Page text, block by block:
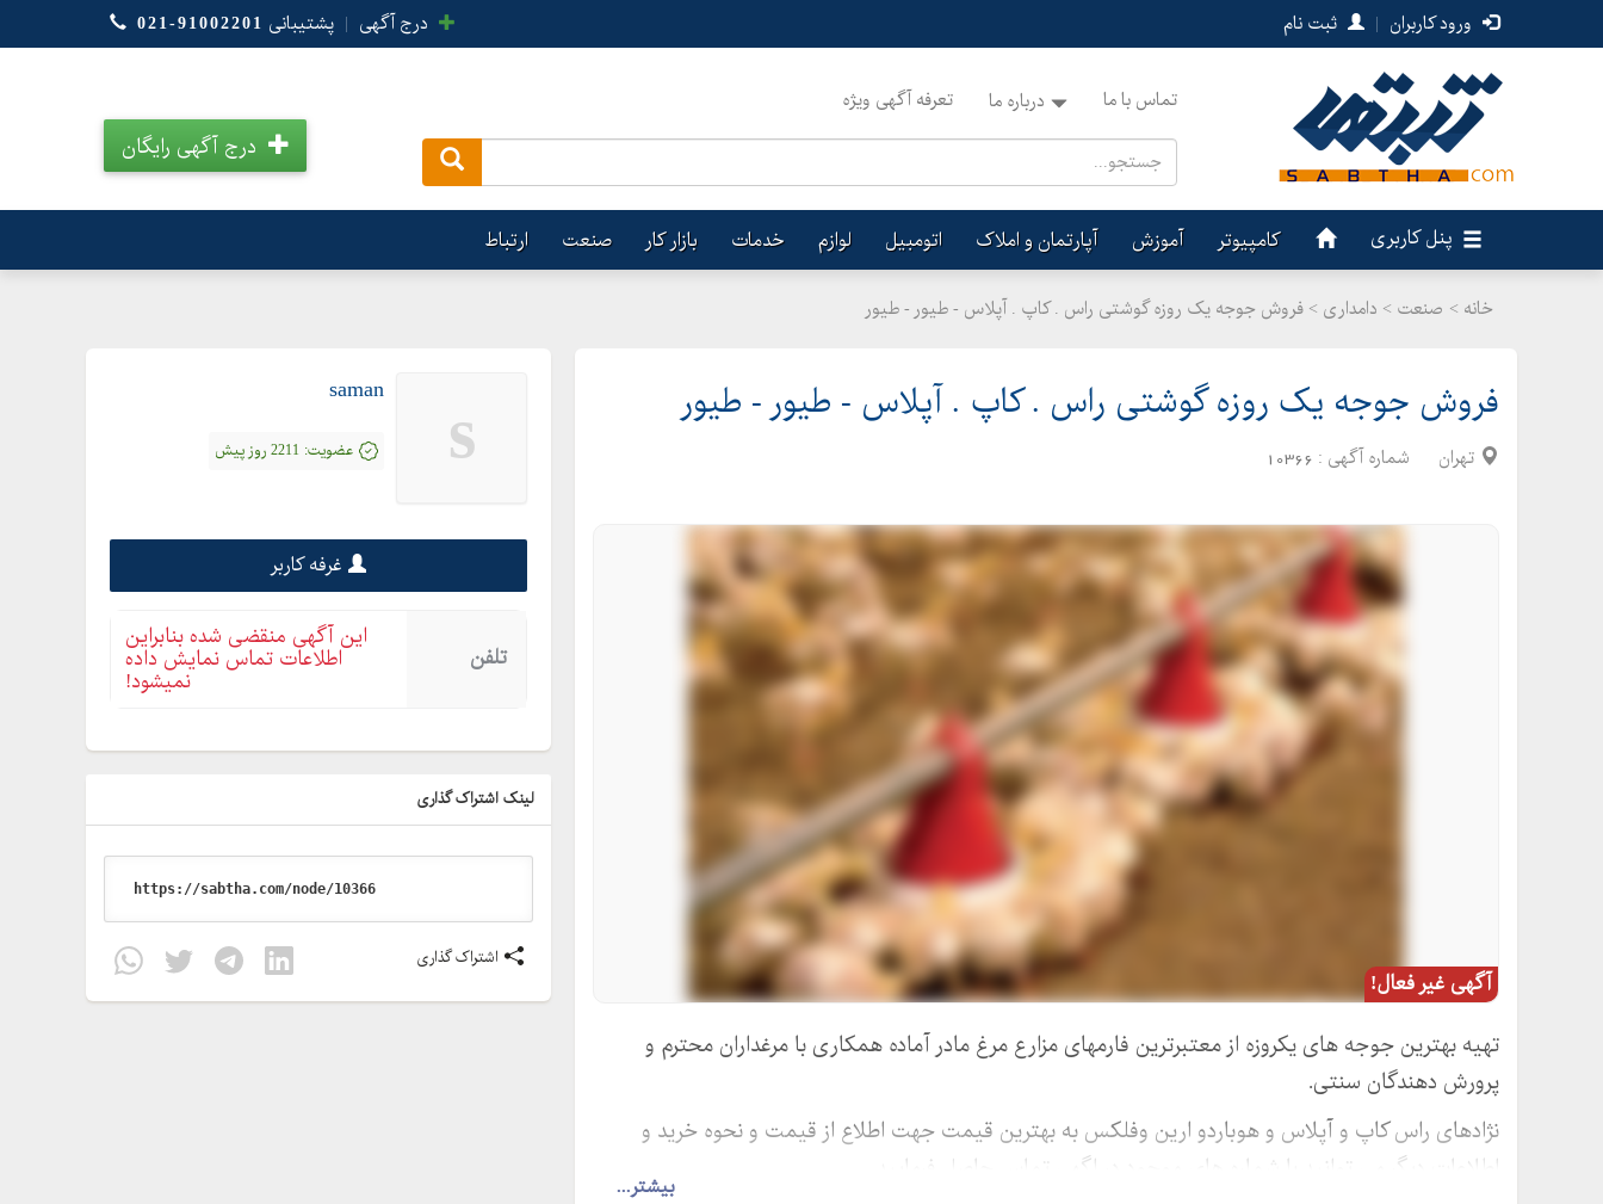
ورود کاربران | ثبت نام درج آگهی | پشتیبانی 021-91002201
تماس با ما درباره ما تعرفه آگهی ویژه
درج آگهی رایگان
پنل کاربری کامپیوتر آموزش آپارتمان و املاک اتومبیل لوازم خدمات بازار کار صنعت ارتباط
خانه > صنعت > دامداری > فروش جوجه یک روزه گوشتی راس . کاپ . آپلاس - طیور - طیور
فروش جوجه یک روزه گوشتی راس . کاپ . آپلاس - طیور - طیور
تهران شماره آگهی : 10366
آگهی غیر فعال!
بیشتر...
تهیه بهترین جوجه های یکروزه از معتبرترین فارمهای مزارع مرغ مادر آماده همکاری با مرغداران محترم و
پرورش دهندگان سنتی.
نژادهای راس کاپ و آپلاس و هوباردو ارین وفلکس به بهترین قیمت جهت اطلاع از قیمت و نحوه خرید و
اطلاعات دیگر می توانید با شماره های موجود در اگهی تماس حاصل فرمایید.
s
saman
عضویت: 2211 روز پیش
غرفه کاربر
تلفن
این آگهی منقضی شده بنابراین
اطلاعات تماس نمایش داده
نمیشود!
لینک اشتراک گذاری
اشتراک گذاری